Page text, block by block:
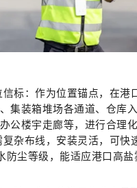
标：作为位置锚点，在港
集装箱堆场各通道、仓库
公楼宇走廊等，进行合理
杂布线，安装灵活，可快
防尘等级，能适应港口高盐